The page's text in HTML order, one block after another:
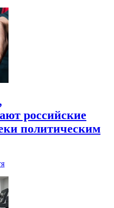
российские
политическим